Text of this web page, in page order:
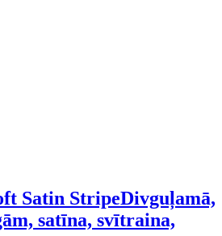
Satin StripeDivguļamā,
satīna, svītraina,